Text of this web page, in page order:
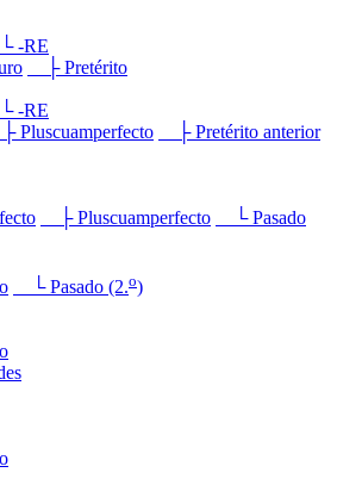
RE
├ Pretérito
RE
Pluscuamperfecto
├ Pretérito anterior
├ Pluscuamperfecto
└ Pasado
└ Pasado (2.o)